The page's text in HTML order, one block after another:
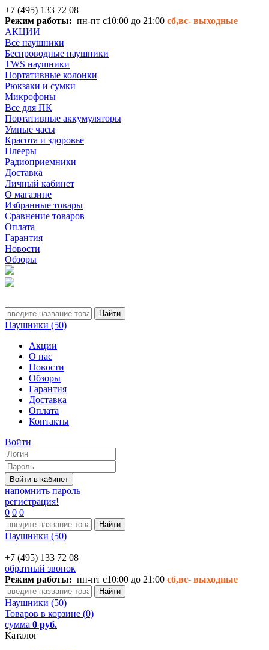
+7 (495) 133 72 08
Режим работы: пн-пт с10:00 до 21:00 сб,вс- выходные
АКЦИИ
Все наушники
Беспроводные наушники
TWS наушники
Портативные колонки
Рюкзаки и сумки
Микрофоны
Все для ПК
Портативные аккумуляторы
Умные часы
Красота и здоровье
Плееры
Радиоприемники
Доставка
Личный кабинет
О магазине
Избранные товары
Сравнение товаров
Оплата
Гарантия
Новости
Обзоры
Наушники (50)
Акции
О нас
Новости
Обзоры
Гарантия
Доставка
Оплата
Контакты
Войти
напомнить пароль
регистрация!
0 0 0
Наушники (50)
+7 (495) 133 72 08
обратный звонок
Режим работы: пн-пт с10:00 до 21:00 сб,вс- выходные
Наушники (50)
Товаров в корзине (0)
сумма 0 руб.
Каталог